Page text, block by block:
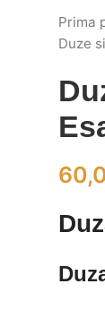
Prima
Duze